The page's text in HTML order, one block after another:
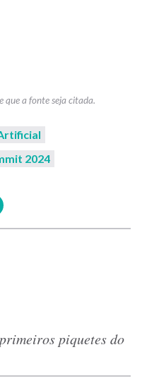
2024
piquetes do